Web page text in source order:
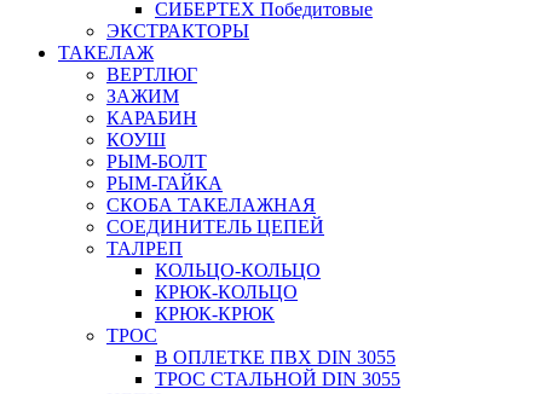
СИБЕРТЕХ Победитовые
ЭКСТРАКТОРЫ
ТАКЕЛАЖ
ВЕРТЛЮГ
ЗАЖИМ
КАРАБИН
КОУШ
РЫМ-БОЛТ
РЫМ-ГАЙКА
СКОБА ТАКЕЛАЖНАЯ
СОЕДИНИТЕЛЬ ЦЕПЕЙ
ТАЛРЕП
КОЛЬЦО-КОЛЬЦО
КРЮК-КОЛЬЦО
КРЮК-КРЮК
ТРОС
В ОПЛЕТКЕ ПВХ DIN 3055
ТРОС СТАЛЬНОЙ DIN 3055